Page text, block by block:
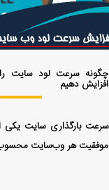
چگونه سرعت لود سایت را
افزایش دهیم
سرعت بارگذاری سایت یکی
موفقیت هر وب‌سایت